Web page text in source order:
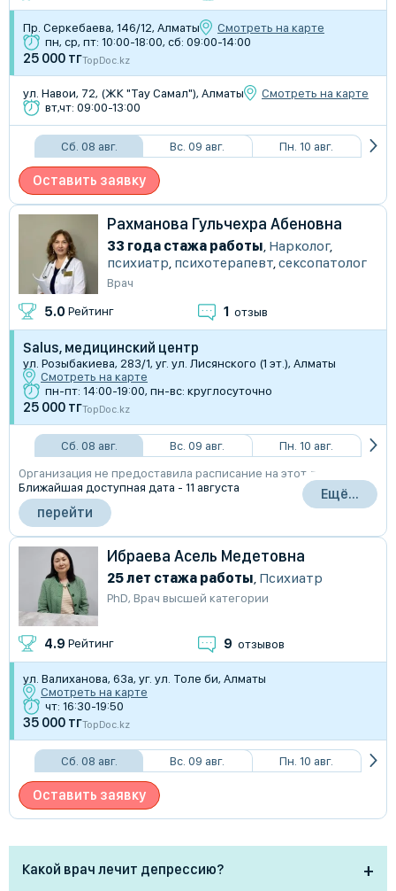
Пр. Серкебаева, 146/12, Алматы
Смотреть на карте
пн, ср, пт: 10:00-18:00, сб: 09:00-14:00
25 000 тгTopDoc.kz
ул. Навои, 72, (ЖК "Тау Самал"), Алматы
Смотреть на карте
вт,чт: 09:00-13:00
Сб. 08 авг. Вс. 09 авг. Пн. 10 авг.
Оставить заявку
Рахманова Гульчехра Абеновна
33 года стажа работы Нарколог,
психиатр психотерапевт сексопатолог
Врач
5.0 Рейтинг 1 отзыв
Salus, медицинский центр
ул. Розыбакиева, 283/1, уг. ул. Лисянского (1 эт.), Алматы
Смотреть на карте
пн-пт: 14:00-19:00, пн-вс: круглосуточно
25 000 тгTopDoc.kz
Сб. 08 авг. Вс. 09 авг.
Пн. 10 авг.
Организация не предоставила расписание на этот день
Ближайшая доступная дата - 11 августа
перейти
Ещё...
Ибраева Асель Медетовна
25 лет стажа работы Психиатр
PhD, Врач высшей категории
4.9 Рейтинг 9 отзывов
ул. Валиханова, 63а, уг. ул. Толе би, Алматы
Смотреть на карте
чт: 16:30-19:50
35 000 тгTopDoc.kz
Сб. 08 авг. Вс. 09 авг. Пн. 10 авг.
Оставить заявку
Какой врач лечит депрессию?